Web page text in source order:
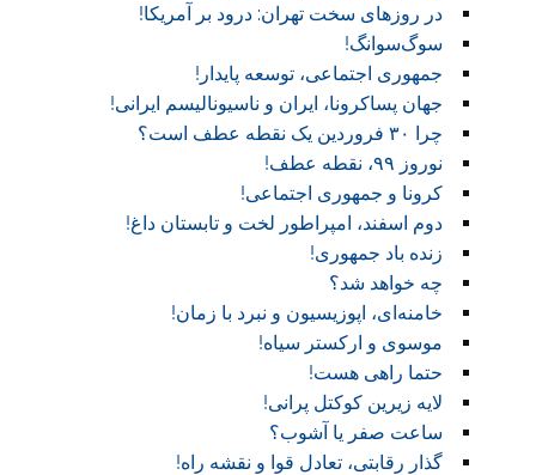
در روز‌های سخت تهران: درود بر آمریکا!
سوگ‌‌سوانگ!‏
جمهوری اجتماعی، توسعه پایدار!
جهان پساکرونا، ایران و ناسیونالیسم ایرانی!
چرا ۳۰ فروردین یک نقطه عطف است؟
نوروز ۹۹، نقطه عطف!‏
کرونا و جمهوری اجتماعی!‏
دوم اسفند، امپراطور لخت و تابستان داغ!
زنده باد جمهوری!
چه خواهد شد؟
خامنه‌ای، اپوزیسیون و نبرد با زمان!
موسوی و ارکستر سیاه!
حتما راهی هست!
لایه زیرین کوکتل پرانی!
ساعت صفر یا آشوب؟
گذار رقابتی، تعادل قوا و نقشه راه!‏